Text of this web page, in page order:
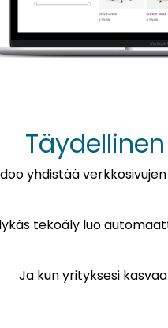
yhdistää
tekoäly luo
​Ja kun yrityksesi